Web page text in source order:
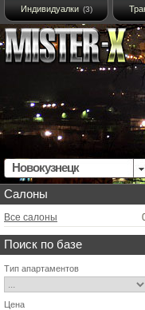
Индивидуалки (3)
Новокузнецк
Салоны
Все салоны
Поиск по базе
Тип апартаментов
Цена